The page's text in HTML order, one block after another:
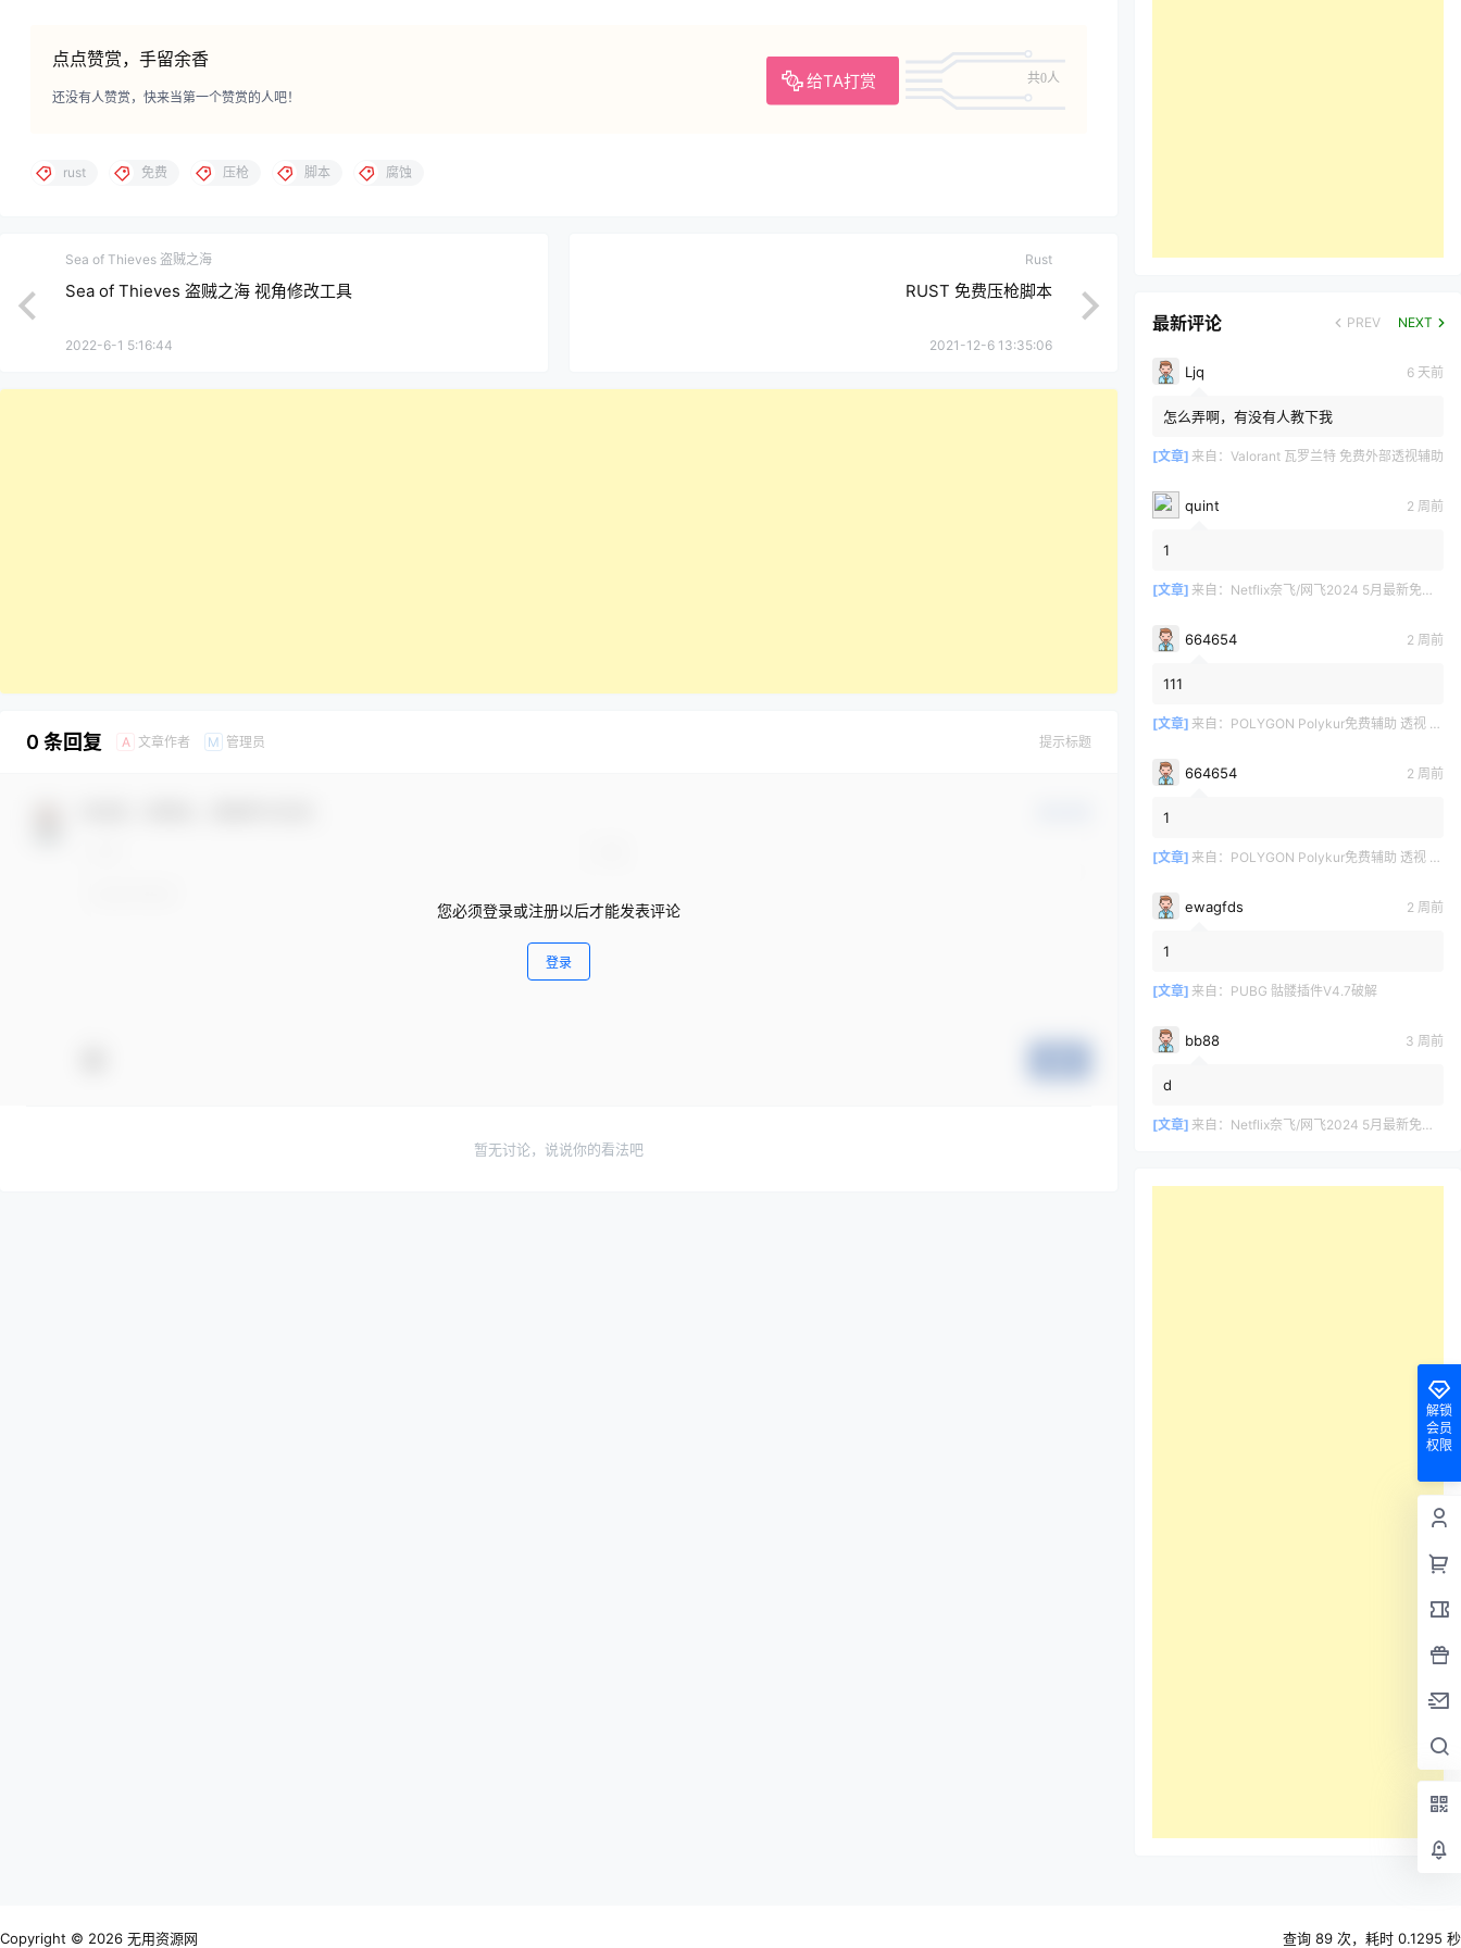
点点赞赏，手留余香
给TA打赏 共0人
还没有人赞赏，快来当第一个赞赏的人吧！
rust 免费 压枪 脚本 腐蚀
Sea of Thieves 盗贼之海
Sea of Thieves 盗贼之海 视角修改工具
2022-6-1 5:16:44
Rust
RUST 免费压枪脚本
2021-12-6 13:35:06
0 条回复 A 文章作者 M 管理员 提示标题
您必须登录或注册以后才能发表评论
登录
暂无讨论，说说你的看法吧
最新评论 PREV NEXT
Ljq 6 天前
怎么弄啊，有没有人教下我
[文章] 来自： Valorant 瓦罗兰特 免费外部透视辅助
quint 2 周前
1
[文章] 来自： Netflix奈飞/网飞2024 5月最新免费共享账号
664654 2 周前
111
[文章] 来自： POLYGON Polykur免费辅助 透视 无后座 v2.1
664654 2 周前
1
[文章] 来自： POLYGON Polykur免费辅助 透视 无后座 v2.1
ewagfds 2 周前
1
[文章] 来自： PUBG 骷髅插件V4.7破解
bb88 3 周前
d
[文章] 来自： Netflix奈飞/网飞2024 5月最新免费共享账号
解锁
会员
权限
Copyright © 2026 无用资源网 查询 89 次，耗时 0.1295 秒